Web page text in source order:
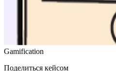
Gamification
Поделиться кейсом